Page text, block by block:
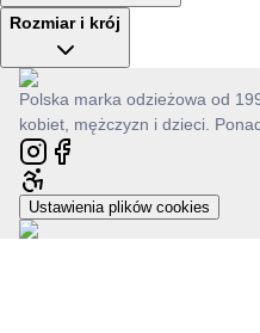
Rozmiar i krój
Polska marka odzieżowa od
kobiet, mężczyzn i dzieci.
Ustawienia plików cookies